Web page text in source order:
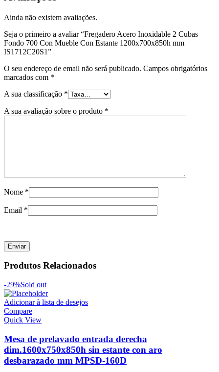
Ainda não existem avaliações.
Seja o primeiro a avaliar “Fregadero Acero Inoxidable 2 Cubas
Fondo 700 Con Mueble Con Estante 1200x700x850h mm
IS1712C20S1”
O seu endereço de email não será publicado. Campos obrigatórios
marcados com *
A sua classificação *
A sua avaliação sobre o produto *
Nome *
Email *
Produtos Relacionados
-29%Sold out
Adicionar à lista de desejos
Compare
Quick View
Mesa de prelavado entrada derecha
dim.1600x750x850h sin estante con aro
desbarazado mm MPSD-160D